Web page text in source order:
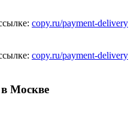
copy.ru/payment-delivery
copy.ru/payment-delivery
Москве